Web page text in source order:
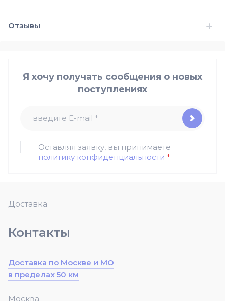
Отзывы
Доставка
Контакты
Доставка по Москве и МО
в пределах 50 км
Москва
Я хочу получать сообщения о новых
поступлениях
Оставляя заявку, вы принимаете
политику конфиденциальности *